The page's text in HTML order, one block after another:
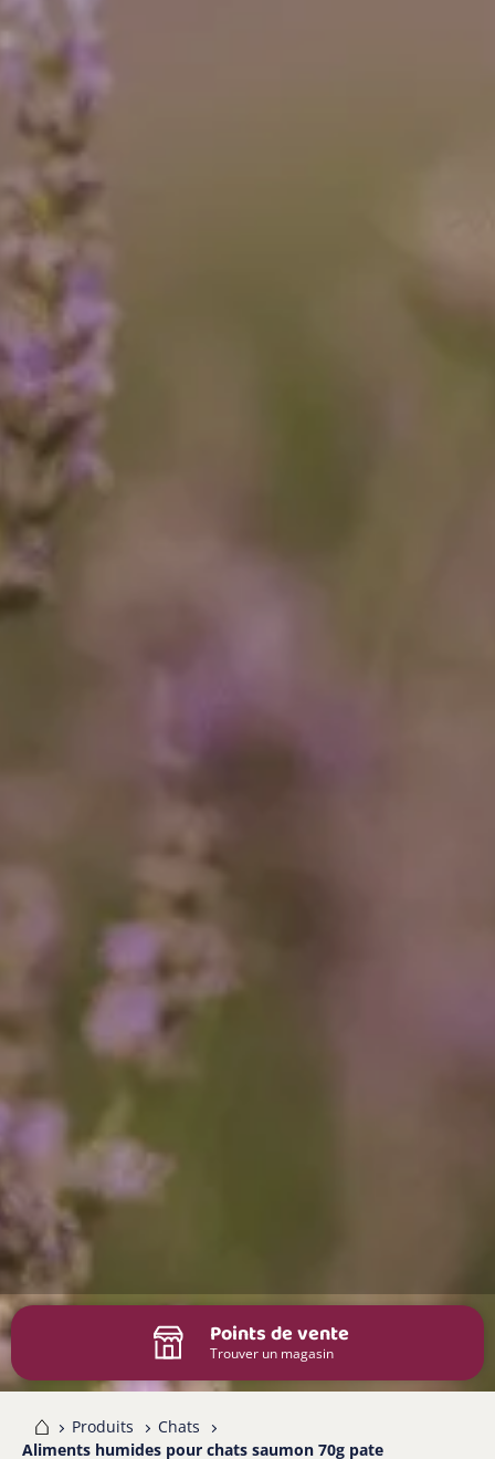
Points de vente
Trouver un magasin
Produits
Chats
Aliments humides pour chats saumon 70g pate